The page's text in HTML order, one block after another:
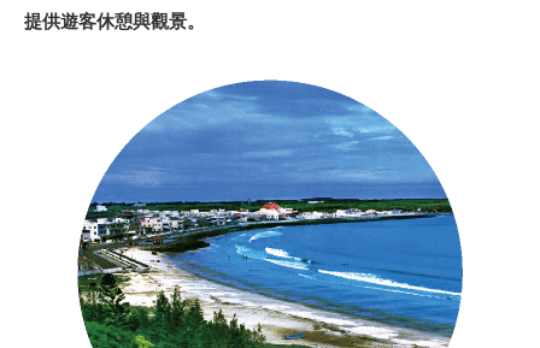
提供遊客休憩與觀景。